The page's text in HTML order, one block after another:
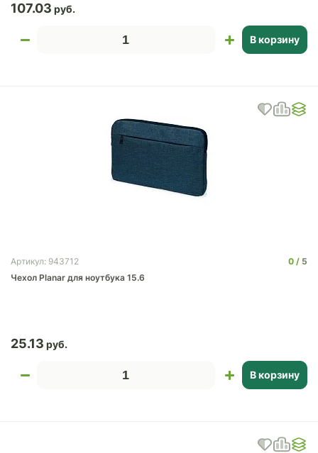
107.03
В корзину
Артикул: 943712 0
5
Чехол Planar для ноутбука 15.6
25.13
В корзину